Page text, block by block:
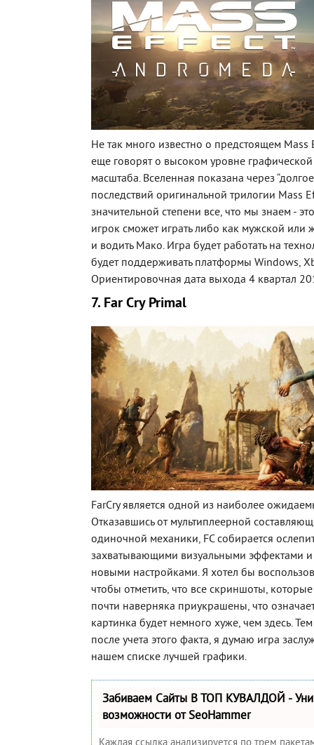
Не так много известно о предстоящем
еще говорят о высоком уровне
масштаба. Вселенная показана через
последствий оригинальной трилогии Mass
значительной степени все, что мы знаем -
игрок сможет играть либо как мужской или
и водить Мако. Игра будет работать на
будет поддерживать платформы Windows,
Ориентировочная дата выхода 4 квартал
7. Far Cry Primal
FarCry является одной из наиболее
Отказавшись от мультиплеерной
одиночной механики, FC собирается
захватывающими визуальными эффектами
новыми настройками. Я хотел бы
чтобы отметить, что все скриншоты,
почти наверняка приукрашены, что
картинка будет немного хуже, чем здесь.
после учета этого факта, я думаю игра
нашем списке лучшей графики.
Забиваем Сайты В ТОП КУВАЛДОЙ -
возможности от SeoHammer